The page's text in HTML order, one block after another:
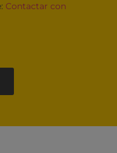
Contactar con